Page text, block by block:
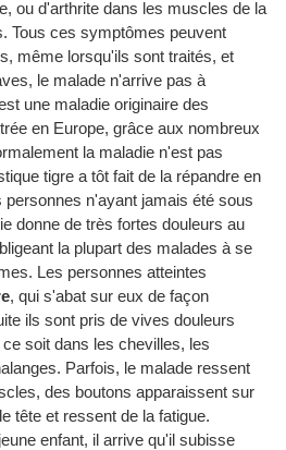
ou d'arthrite dans les muscles de la
Tous ces symptômes peuvent
même lorsqu'ils sont traités, et
le malade n'arrive pas à
une maladie originaire des
en Europe, grâce aux nombreux
la maladie n'est pas
tigre a tôt fait de la répandre en
personnes n'ayant jamais été sous
donne de très fortes douleurs au
la plupart des malades à se
Les personnes atteintes
, qui s'abat sur eux de façon
ils sont pris de vives douleurs
soit dans les chevilles, les
Parfois, le malade ressent
des boutons apparaissent sur
tête et ressent de la fatigue.
enfant, il arrive qu'il subisse